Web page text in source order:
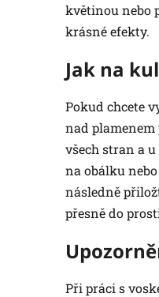
květinou nebo
krásné efekty.
Jak na
Pokud chcete
nad
všech stran a
na obálku
následně
přesně do
Při práci s